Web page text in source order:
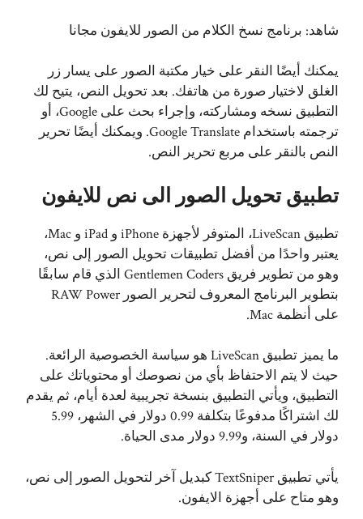
شاهد: برنامج نسخ الكلام من الصور للايفون مجانا
يمكنك أيضًا النقر على خيار مكتبة الصور على يسار زر
الغلق لاختيار صورة من هاتفك. بعد تحويل النص، يتيح لك
التطبيق نسخه ومشاركته، وإجراء بحث على Google، أو
ترجمته باستخدام Google Translate. ويمكنك أيضًا تحرير
النص بالنقر على مربع تحرير النص.
تطبيق تحويل الصور الى نص للايفون
تطبيق LiveScan، المتوفر لأجهزة iPhone و iPad و Mac،
يعتبر واحدًا من أفضل تطبيقات تحويل الصور إلى نص،
وهو من تطوير فريق Gentlemen Coders الذي قام سابقًا
بتطوير البرنامج المعروف لتحرير الصور RAW Power
على أنظمة Mac.
ما يميز تطبيق LiveScan هو سياسة الخصوصية الرائعة.
حيث لا يتم الاحتفاظ بأي من نصوصك أو محتوياتك على
التطبيق، ويأتي التطبيق بنسخة تجريبية لعدة أيام، ثم يقدم
لك اشتراكًا مدفوعًا بتكلفة 0.99 دولار في الشهر، 5.99
دولار في السنة، و9.99 دولار مدى الحياة.
يأتي تطبيق TextSniper كبديل آخر لتحويل الصور إلى نص،
وهو متاح على أجهزة الايفون.